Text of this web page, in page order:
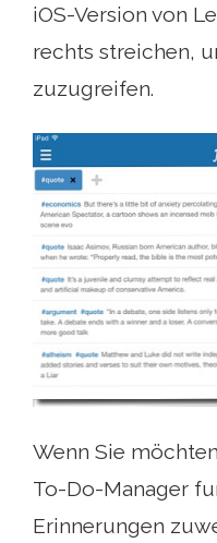
iOS-Version von
rechts streichen,
zuzugreifen.
Wenn Sie
To-Do-Manager
Erinnerungen